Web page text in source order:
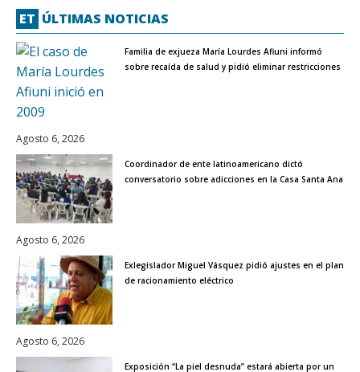
ET ÚLTIMAS NOTICIAS
Familia de exjueza María Lourdes Afiuni informó
sobre recaída de salud y pidió eliminar restricciones
Agosto 6, 2026
Coordinador de ente latinoamericano dictó
conversatorio sobre adicciones en la Casa Santa Ana
Agosto 6, 2026
Exlegislador Miguel Vásquez pidió ajustes en el plan
de racionamiento eléctrico
Agosto 6, 2026
Exposición “La piel desnuda” estará abierta por un